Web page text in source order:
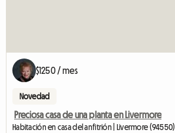
$1250 / mes
Novedad
Preciosa casa de una planta en Livermore
Habitación en casa del anfitrión | Livermore (94550)